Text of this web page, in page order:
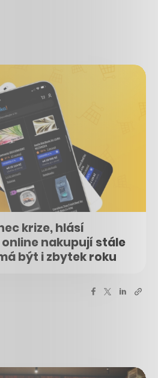
krize, hlásí
online nakupují stále
být i zbytek roku